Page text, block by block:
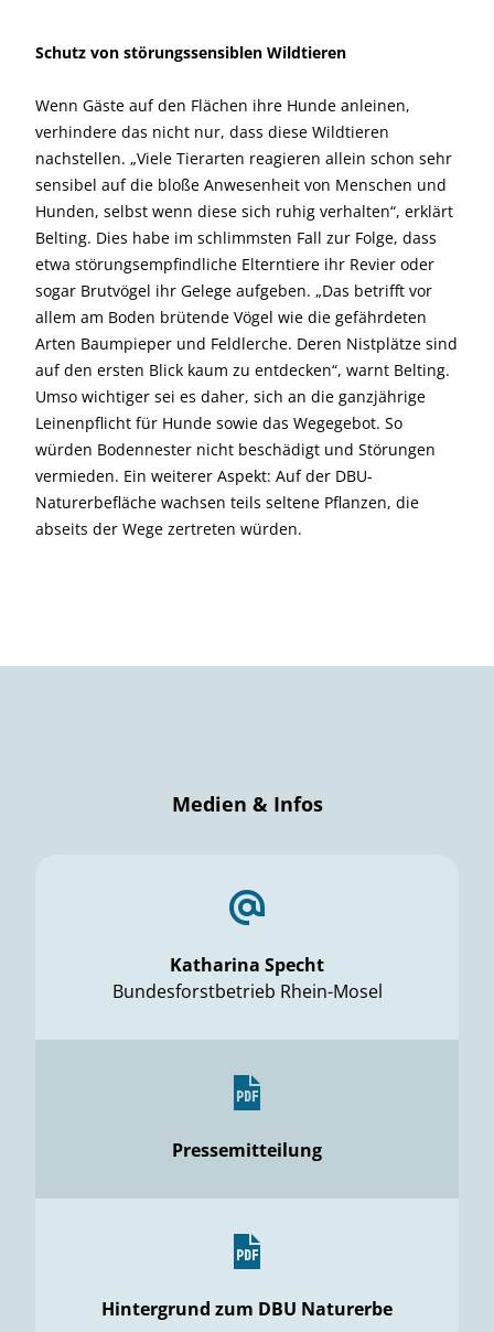
Schutz von störungssensiblen Wildtieren
Wenn Gäste auf den Flächen ihre Hunde anleinen,
verhindere das nicht nur, dass diese Wildtieren
nachstellen. „Viele Tierarten reagieren allein schon sehr
sensibel auf die bloße Anwesenheit von Menschen und
Hunden, selbst wenn diese sich ruhig verhalten“, erklärt
Belting. Dies habe im schlimmsten Fall zur Folge, dass
etwa störungsempfindliche Elterntiere ihr Revier oder
sogar Brutvögel ihr Gelege aufgeben. „Das betrifft vor
allem am Boden brütende Vögel wie die gefährdeten
Arten Baumpieper und Feldlerche. Deren Nistplätze sind
auf den ersten Blick kaum zu entdecken“, warnt Belting.
Umso wichtiger sei es daher, sich an die ganzjährige
Leinenpflicht für Hunde sowie das Wegegebot. So
würden Bodennester nicht beschädigt und Störungen
vermieden. Ein weiterer Aspekt: Auf der DBU-
Naturerbefläche wachsen teils seltene Pflanzen, die
abseits der Wege zertreten würden.
Medien & Infos
Katharina Specht
Bundesforstbetrieb Rhein-Mosel
Pressemitteilung
Hintergrund zum DBU Naturerbe